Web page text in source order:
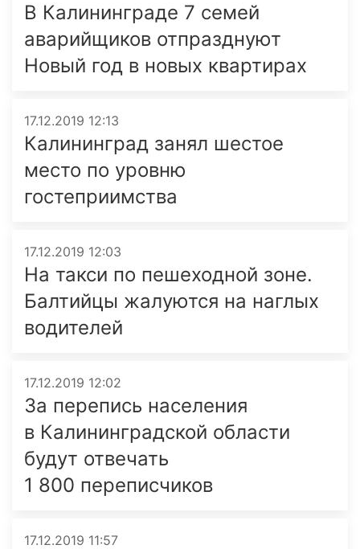
В Калининграде 7 семей
аварийщиков отпразднуют
Новый год в новых квартирах
17.12.2019 12:13
Калининград занял шестое
место по уровню
гостеприимства
17.12.2019 12:03
На такси по пешеходной зоне.
Балтийцы жалуются на наглых
водителей
17.12.2019 12:02
За перепись населения
в Калининградской области
будут отвечать
1 800 переписчиков
17.12.2019 11:57